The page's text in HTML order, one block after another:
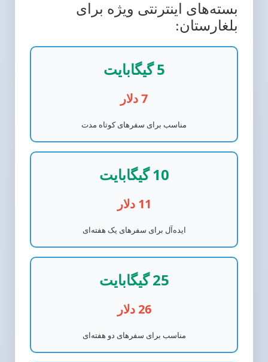
بسته‌های اینترنتی ویژه برای
بلغارستان:
5 گیگابایت
7 دلار
مناسب برای سفرهای کوتاه مدت
10 گیگابایت
11 دلار
ایده‌آل برای سفرهای یک هفته‌ای
25 گیگابایت
26 دلار
مناسب برای سفرهای دو هفته‌ای